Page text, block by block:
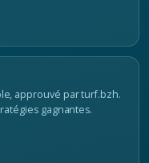
approuvé par turf.bzh.
gagnantes.